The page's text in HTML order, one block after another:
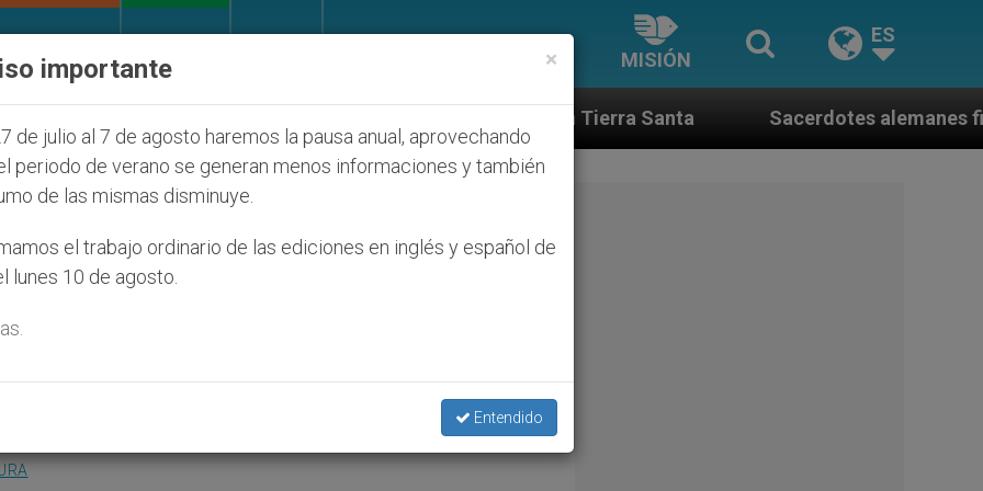
MISIÓN
ES
que afecta a cristianos (y no sólo) en Tierra Santa Sacerdotes alemanes fieles al Papa
a realizar “ingeniería
en Portugal
×
importante
de julio al 7 de agosto haremos la pausa anual, aprovechando
periodo de verano se generan menos informaciones y también
de las mismas disminuye.
el trabajo ordinario de las ediciones en inglés y español de
lunes 10 de agosto.
Entendido